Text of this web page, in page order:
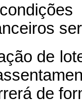
de
de